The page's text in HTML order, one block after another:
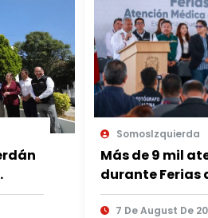
SomosIzquierda
Más de 9 mil
durante Ferias
7 De August De